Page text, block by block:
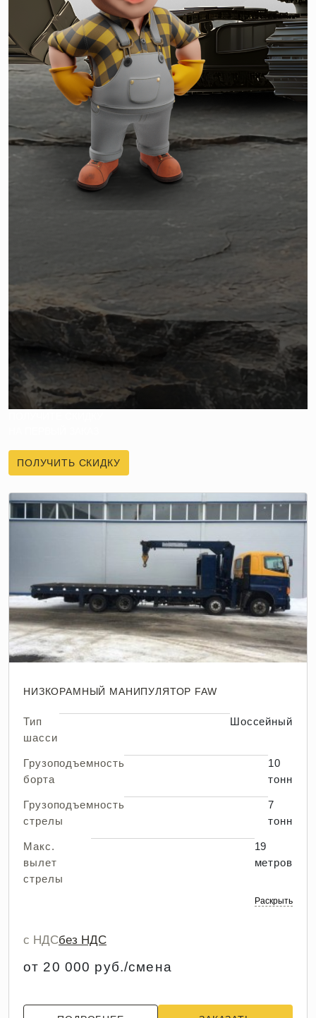
ПОЛУЧИТЬ СКИДКУ
НИЗКОРАМНЫЙ МАНИПУЛЯТОР FAW
Тип
шасси
Шоссейный
Грузоподъемность
борта
10
тонн
Грузоподъемность
стрелы
7
тонн
Макс.
вылет
стрелы
19
метров
Раскрыть
с НДСбез НДС
от 20 000 руб./смена